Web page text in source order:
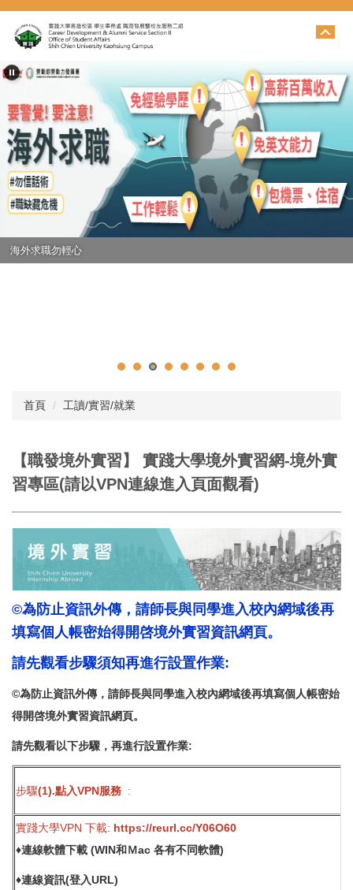
跳
到
主
內
區
海外求職勿輕心
首頁 工讀/實習/就業
【職發境外實習】 實踐大學境外實習網-境外實
習專區(請以VPN連線進入頁面觀看)
©為防止資訊外傳，請師長與同學進入校內網域後再
填寫個人帳密始得開啓境外實習資訊網頁。
請先觀看步驟須知再進行設置作業:
©為防止資訊外傳，請師長與同學進入校內網域後再填寫個人帳密始
得開啓境外實習資訊網頁。
請先觀看以下步驟，再進行設置作業:
步驟(1).點入VPN服務 :
實踐大學VPN 下載: https://reurl.cc/Y06O60
♦連線軟體下載 (WIN和Ｍac 各有不同軟體)
♦連線資訊(登入URL)